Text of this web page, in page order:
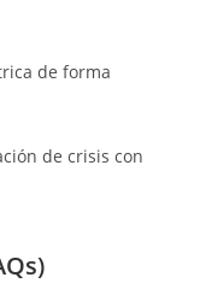
de forma
de crisis con